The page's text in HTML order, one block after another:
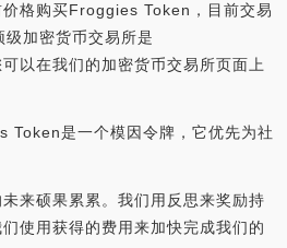
格购买Froggies Token，目前交易
加密货币交易所是
以在我们的加密货币交易所页面上
Token是一个模因令牌，它优先为社
来硕果累累。我们用反思来奖励持
使用获得的费用来加快完成我们的